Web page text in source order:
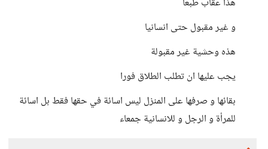
و غير مقبول حتى انسانيا
هذه وحشية غير مقبولة
يجب عليها ان تطلب الطلاق فورا
بقائها و صرفها على المنزل ليس اسائة في حقها فقط بل اسائة
للمرأة و الرجل و للانسانية جمعاء